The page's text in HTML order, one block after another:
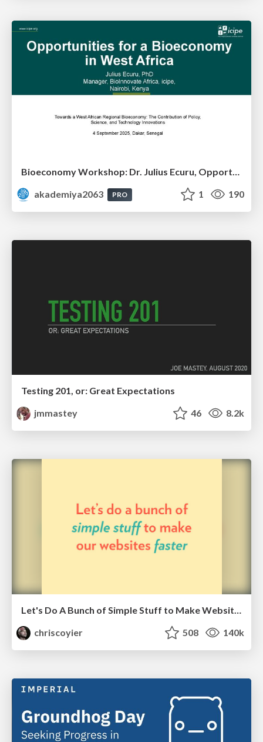
Bioeconomy Workshop: Dr. Julius Ecuru, Opportunities for a Bioeconomy in West Africa
akademiya2063
PRO 1 190
Testing 201, or: Great Expectations
jmmastey
46 8.2k
chriscoyier
508 140k